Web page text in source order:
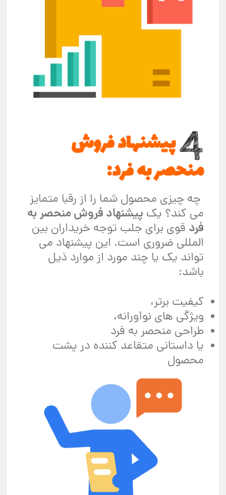
پیشنهاد فروش
منحصر به فرد:
چه چیزی محصول شما را از رقبا متمایز
می کند؟ یک پیشنهاد فروش منحصر به
فرد قوی برای جلب توجه خریداران بین
المللی ضروری است. این پیشنهاد می
تواند یک یا چند مورد از موارد ذیل
باشد:
کیفیت برتر،
ویژگی های نوآورانه،
طراحی منحصر به فرد
یا داستانی متقاعد کننده در پشت
محصول